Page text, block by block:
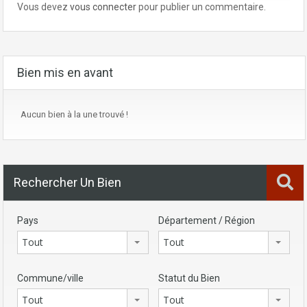
Vous devez vous connecterpour publier un commentaire.
Bien mis en avant
Aucun bien à la une trouvé !
Rechercher Un Bien
Pays
Tout
Département / Région
Tout
Commune/ville
Tout
Statut du Bien
Tout